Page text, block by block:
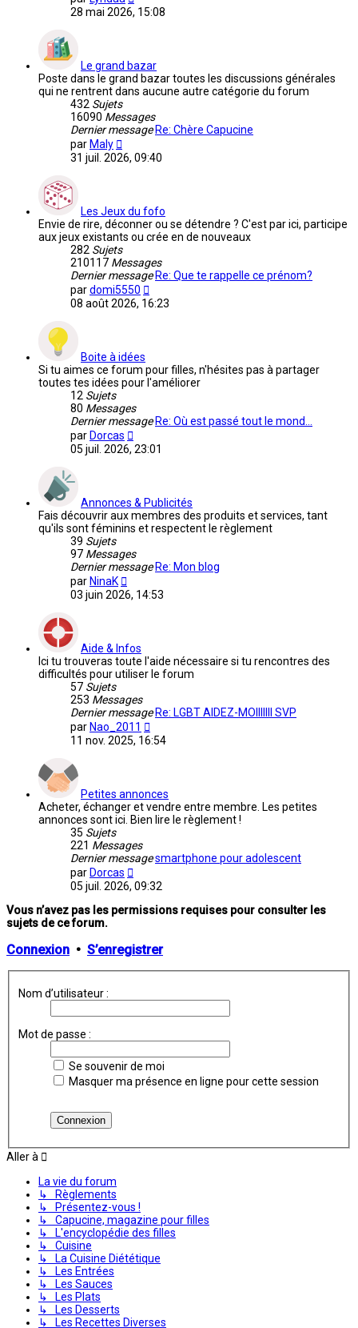
le
dernier
28 mai 2026, 15:08
Le grand bazar
Poste dans le grand bazar toutes les discussions générales
qui ne rentrent dans aucune autre catégorie du forum
432 Sujets
16090 Messages
Dernier messageRe: Chère Capucine
parMaly
le
dernier
31 juil. 2026, 09:40
Les Jeux du fofo
Envie de rire, déconner ou se détendre ? C'est par ici, participe
aux jeux existants ou crée en de nouveaux
282 Sujets
210117 Messages
Dernier messageRe: Que te rappelle ce prénom?
pardomi5550
le
08 août 2026, 16:23
Boite à idées
Si tu aimes ce forum pour filles, n'hésites pas à partager
toutes tes idées pour l'améliorer
12 Sujets
80 Messages
Dernier messageRe: Où est passé tout le mond…
parDorcas
le
05 juil. 2026, 23:01
Annonces & Publicités
Fais découvrir aux membres des produits et services, tant
qu'ils sont féminins et respectent le règlement
39 Sujets
97 Messages
Dernier messageRe: Mon blog
parNinaK
le
dernier
03 juin 2026, 14:53
Aide & Infos
Ici tu trouveras toute l'aide nécessaire si tu rencontres des
difficultés pour utiliser le forum
57 Sujets
253 Messages
Dernier messageRe: LGBT AIDEZ-MOIIIIIII SVP
parNao_2011
le
11 nov. 2025, 16:54
Petites annonces
Acheter, échanger et vendre entre membre. Les petites
annonces sont ici. Bien lire le règlement !
35 Sujets
221 Messages
Dernier messagesmartphone pour adolescent
parDorcas
le
message
05 juil. 2026, 09:32
Vous n’avez pas les permissions requises pour consulter les
sujets de ce forum.
Connexion • S’enregistrer
Nom d’utilisateur :
Mot de passe :
Se souvenir de moi
Masquer ma présence en ligne pour cette session
Aller à
La vie du forum
↳ Règlements
↳ Présentez-vous !
↳ Capucine, magazine pour filles
↳ L'encyclopédie des filles
↳ Cuisine
↳ La Cuisine Diététique
↳ Les Entrées
↳ Les Sauces
↳ Les Plats
↳ Les Desserts
↳ Les Recettes Diverses